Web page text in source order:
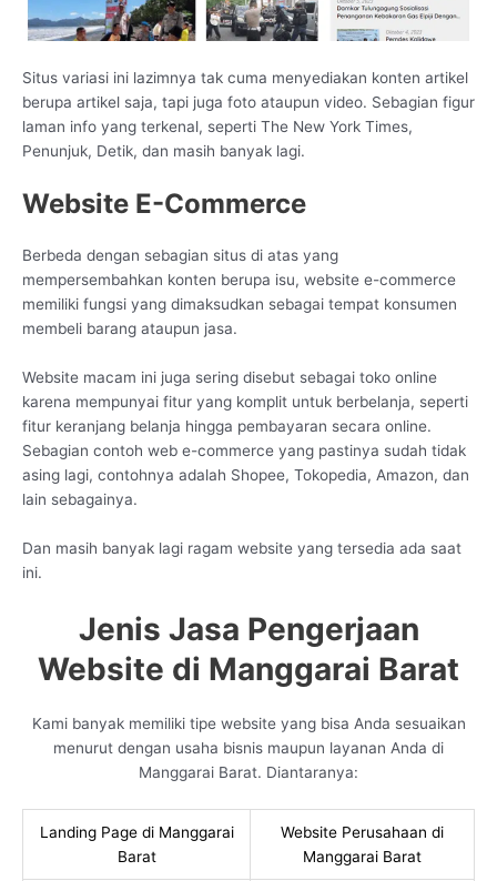
Situs variasi ini lazimnya tak cuma menyediakan konten artikel
berupa artikel saja, tapi juga foto ataupun video. Sebagian figur
laman info yang terkenal, seperti The New York Times,
Penunjuk, Detik, dan masih banyak lagi.
Website E-Commerce
Berbeda dengan sebagian situs di atas yang
mempersembahkan konten berupa isu, website e-commerce
memiliki fungsi yang dimaksudkan sebagai tempat konsumen
membeli barang ataupun jasa.
Website macam ini juga sering disebut sebagai toko online
karena mempunyai fitur yang komplit untuk berbelanja, seperti
fitur keranjang belanja hingga pembayaran secara online.
Sebagian contoh web e-commerce yang pastinya sudah tidak
asing lagi, contohnya adalah Shopee, Tokopedia, Amazon, dan
lain sebagainya.
Dan masih banyak lagi ragam website yang tersedia ada saat
ini.
Jenis Jasa Pengerjaan
Website di Manggarai Barat
Kami banyak memiliki tipe website yang bisa Anda sesuaikan
menurut dengan usaha bisnis maupun layanan Anda di
Manggarai Barat. Diantaranya:
Landing Page di Manggarai
Barat
Website Perusahaan di
Manggarai Barat